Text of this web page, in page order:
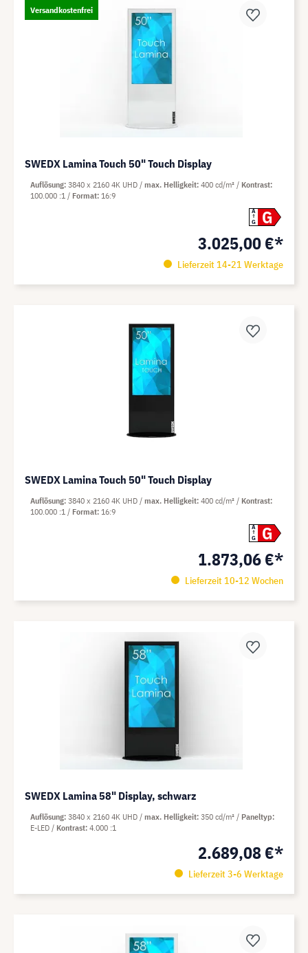
Versandkostenfrei
SWEDX Lamina Touch 50" Touch Display
A
G
G
3.025,00 €*
Lieferzeit 14-21 Werktage
Auflösung 3840 x 2160 4K UHD max. Helligkeit 400 cd/m²
Kontrast
100.000 :1
Format 16:9
SWEDX Lamina Touch 50" Touch Display
A
G
G
1.873,06 €*
Lieferzeit 10-12 Wochen
Auflösung 3840 x 2160 4K UHD max. Helligkeit 400 cd/m²
Kontrast
100.000 :1
Format 16:9
SWEDX Lamina 58" Display, schwarz
2.689,08 €*
Lieferzeit 3-6 Werktage
Auflösung 3840 x 2160 4K UHD max. Helligkeit 350 cd/m²
Paneltyp
E-LED
Kontrast 4.000 :1